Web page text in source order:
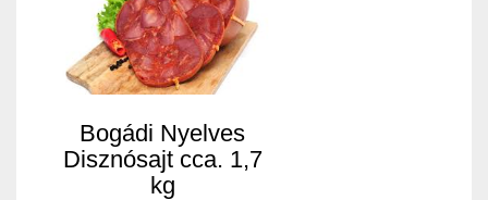
Bogádi Nyelves
Disznósajt cca. 1,7
kg